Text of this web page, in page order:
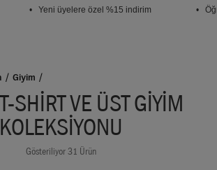
• Yeni üyelere özel %15 indirim •
Giyim
SHIRT VE ÜST GIYIM
KOLEKSIYONU
Gösteriliyor 31 Ürün